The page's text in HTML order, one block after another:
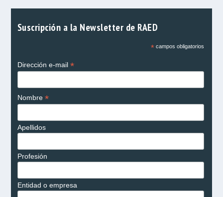
Suscripción a la Newsletter de RAED
*campos obligatorios
Dirección e-mail *
Nombre *
Apellidos
Profesión
Entidad o empresa